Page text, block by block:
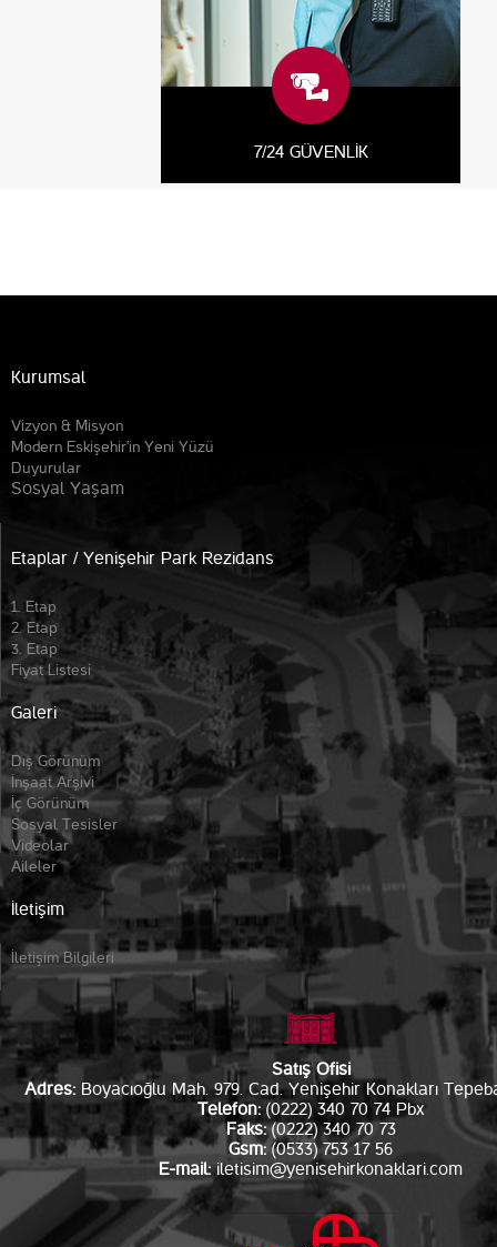
7/24 GÜVENLİK
Kurumsal
Vizyon & Misyon
Modern Eskişehir'in Yeni Yüzü
Duyurular
Sosyal Yaşam
Etaplar / Yenişehir Park Rezidans
1. Etap
2. Etap
3. Etap
Fiyat Listesi
Galeri
Dış Görünüm
İnşaat Arşivi
İç Görünüm
Sosyal Tesisler
Videolar
Aileler
İletişim
İletişim Bilgileri
Satış Ofisi
Adres:Boyacıoğlu Mah. 979. Cad. Yenişehir Konakları
Telefon:(0222) 340 70 74 Pbx
Faks:(0222) 340 70 73
Gsm: (0533) 753 17 56
E-mail:iletisim@yenisehirkonaklari.com